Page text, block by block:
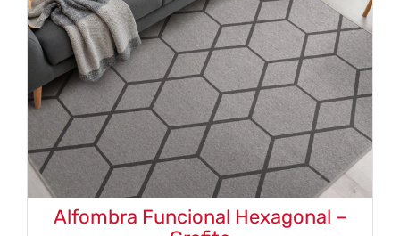
Alfombra Funcional Hexagonal –